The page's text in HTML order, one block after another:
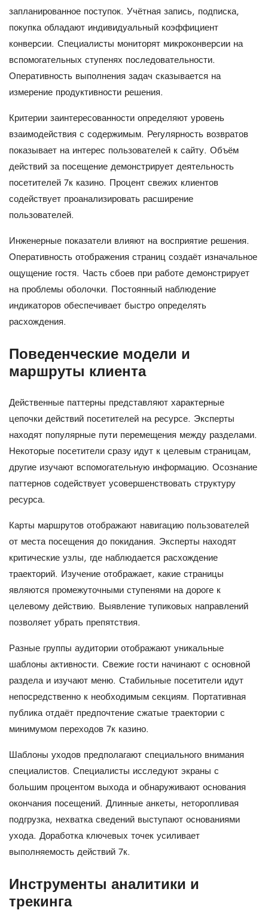
запланированное поступок. Учётная запись, подписка,
покупка обладают индивидуальный коэффициент
конверсии. Специалисты мониторят микроконверсии на
вспомогательных ступенях последовательности.
Оперативность выполнения задач сказывается на
измерение продуктивности решения.
Критерии заинтересованности определяют уровень
взаимодействия с содержимым. Регулярность возвратов
показывает на интерес пользователей к сайту. Объём
действий за посещение демонстрирует деятельность
посетителей 7к казино. Процент свежих клиентов
содействует проанализировать расширение
пользователей.
Инженерные показатели влияют на восприятие решения.
Оперативность отображения страниц создаёт изначальное
ощущение гостя. Часть сбоев при работе демонстрирует
на проблемы оболочки. Постоянный наблюдение
индикаторов обеспечивает быстро определять
расхождения.
Поведенческие модели и
маршруты клиента
Действенные паттерны представляют характерные
цепочки действий посетителей на ресурсе. Эксперты
находят популярные пути перемещения между разделами.
Некоторые посетители сразу идут к целевым страницам,
другие изучают вспомогательную информацию. Осознание
паттернов содействует усовершенствовать структуру
ресурса.
Карты маршрутов отображают навигацию пользователей
от места посещения до покидания. Эксперты находят
критические узлы, где наблюдается расхождение
траекторий. Изучение отображает, какие страницы
являются промежуточными ступенями на дороге к
целевому действию. Выявление тупиковых направлений
позволяет убрать препятствия.
Разные группы аудитории отображают уникальные
шаблоны активности. Свежие гости начинают с основной
раздела и изучают меню. Стабильные посетители идут
непосредственно к необходимым секциям. Портативная
публика отдаёт предпочтение сжатые траектории с
минимумом переходов 7к казино.
Шаблоны уходов предполагают специального внимания
специалистов. Специалисты исследуют экраны с
большим процентом выхода и обнаруживают основания
окончания посещений. Длинные анкеты, неторопливая
подгрузка, нехватка сведений выступают основаниями
ухода. Доработка ключевых точек усиливает
выполняемость действий 7к.
Инструменты аналитики и
трекинга